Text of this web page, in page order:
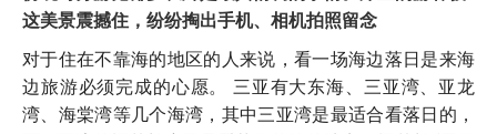
这美景震撼住，纷纷掏出手机、相机拍照留念
对于住在不靠海的地区的人来说，看一场海边落日是来海
边旅游必须完成的心愿。 三亚有大东海、三亚湾、亚龙
湾、海棠湾等几个海湾，其中三亚湾是最适合看落日的，